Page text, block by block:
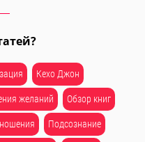
Кехо Джон
желаний Обзор книг
Подсознание